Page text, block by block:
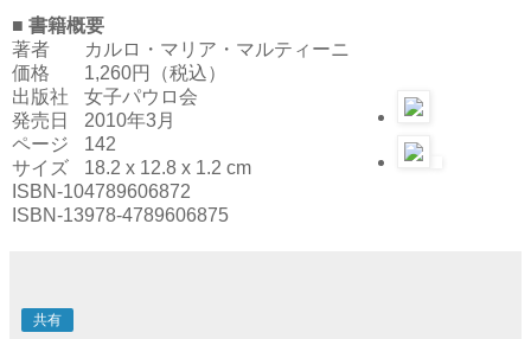
■ 書籍概要
著者
カルロ・マリア・マルティーニ
価格
1,260円（税込）
出版社
女子パウロ会
発売日
2010年3月
ページ
142
サイズ
18.2 x 12.8 x 1.2 cm
ISBN-104789606872
ISBN-13978-4789606875
共有